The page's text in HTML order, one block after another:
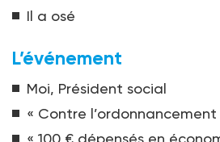
Il a osé
L’événement
Moi, Président social
« Contre l’ordonnancement
« 100 € dépensés en